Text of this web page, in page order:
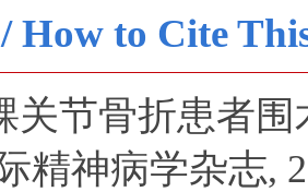
How to Cite
关节骨折患者
精神病学杂志,